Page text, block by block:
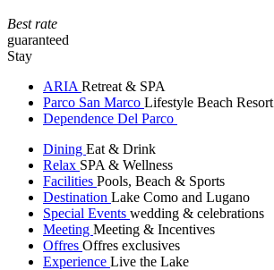
Best rate
guaranteed
Stay
ARIA Retreat & SPA
Parco San Marco Lifestyle Beach Resort
Dependence Del Parco
Dining Eat & Drink
Relax SPA & Wellness
Facilities Pools, Beach & Sports
Destination Lake Como and Lugano
Special Events wedding & celebrations
Meeting Meeting & Incentives
Offres Offres exclusives
Experience Live the Lake